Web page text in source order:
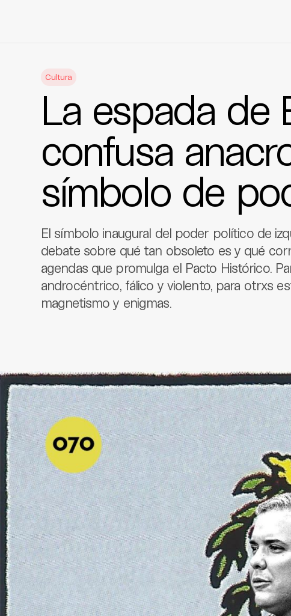
Cultura
La espada de
confusa
símbolo de
El símbolo inaugural del poder político de
debate sobre qué tan obsoleto es y qué
agendas que promulga el Pacto Histórico.
androcéntrico, fálico y violento, para otrxs
magnetismo y enigmas.